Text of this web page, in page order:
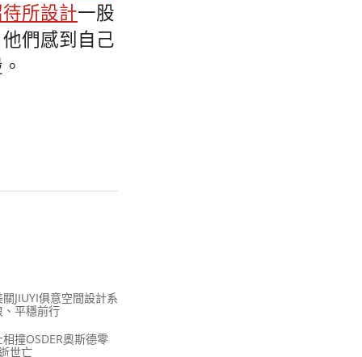
所設計一股
們感到自己
JIUYI俱意空間設計系
平穩前行
撞OSDER奧斯德零
世亡